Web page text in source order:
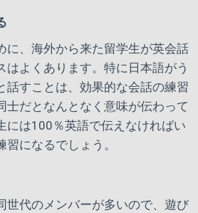
に、海外から来た留学生が英会話
はよくあります。特に日本語がう
話すことは、効果的な会話の練習
士だとなんとなく意味が伝わって
には100％英語で伝えなければい
になるでしょう。
世代のメンバーが多いので、遊び